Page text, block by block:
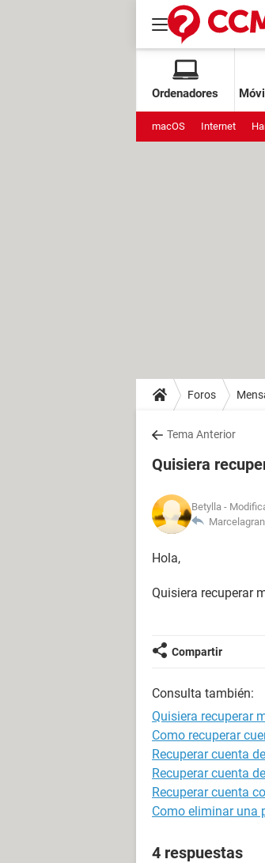
Ordenadores
macOS Internet
Foros
Tema Anterior
Quisiera
Betylla -
Hola,
Quisiera recuperar
Compartir
Consulta también:
Quisiera recuperar
Como recuperar
Recuperar cuenta
Recuperar cuenta
Recuperar cuenta
Como eliminar una
4 respuestas